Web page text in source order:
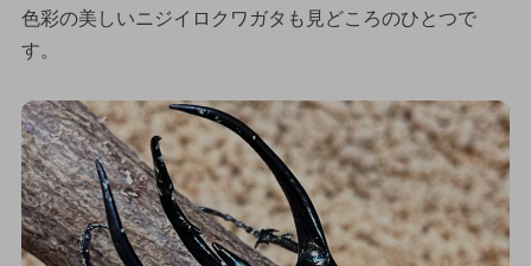
色彩の美しいニジイロクワガタも見どころのひとつで
す。